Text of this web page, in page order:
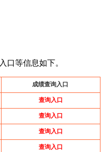
等信息如下。
成绩查询入口
查询入口
查询入口
查询入口
查询入口